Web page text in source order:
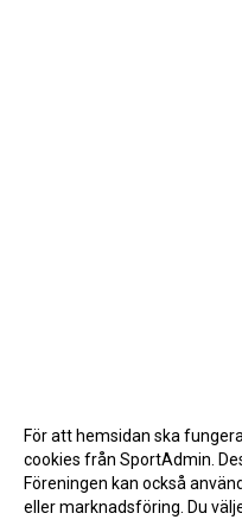
För att hemsidan ska
cookies från SportAdmin.
Föreningen kan också
eller marknadsföring. Du